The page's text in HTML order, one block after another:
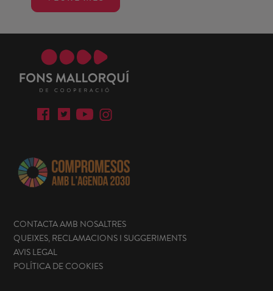
CONTACTA AMB NOSALTRES
QUEIXES, RECLAMACIONS I SUGGERIMENTS
AVIS LEGAL
POLÍTICA DE COOKIES